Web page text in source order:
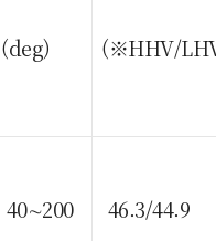
(deg) (※HHV/
40∼200 46.3/44.9